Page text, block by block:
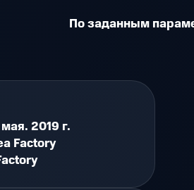
По заданным
2019 г.
Factory